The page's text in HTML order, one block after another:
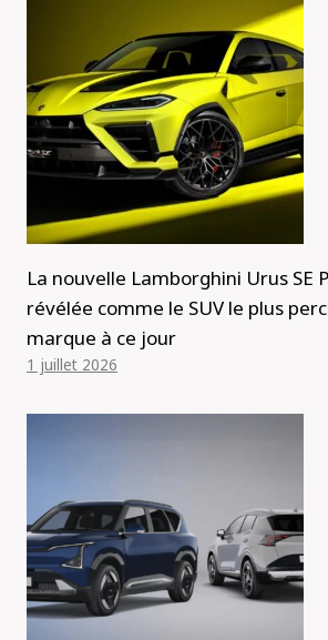
La nouvelle Lamborghini Urus SE
révélée comme le SUV le plus
marque à ce jour
1 juillet 2026